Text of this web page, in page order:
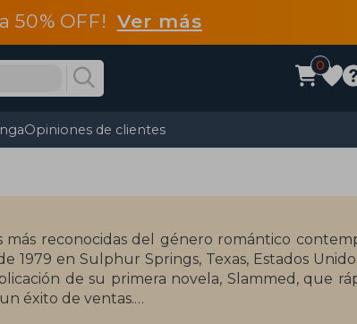
50% OFF! Ver más
0
Opiniones de clientes
más reconocidas del género romántico
1979 en Sulphur Springs, Texas, Estados
de su primera novela, Slammed, que
éxito de ventas.